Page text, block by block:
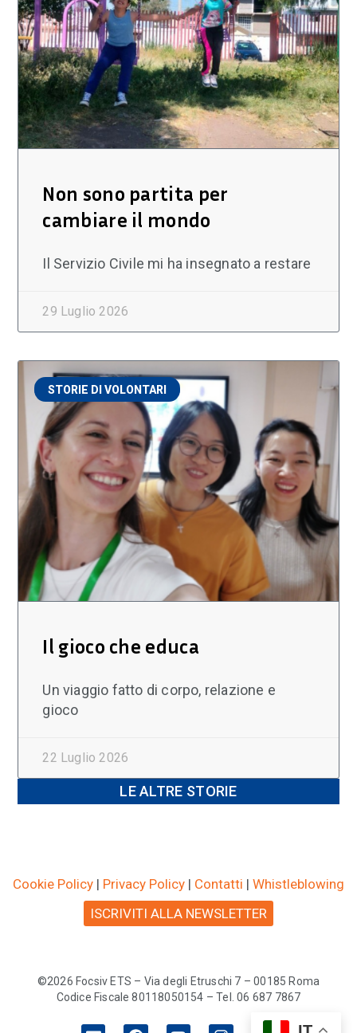
Non sono partita per
cambiare il mondo
Il Servizio Civile mi ha insegnato a restare
29 Luglio 2026
STORIE DI VOLONTARI
Il gioco che educa
Un viaggio fatto di corpo, relazione e
gioco
22 Luglio 2026
LE ALTRE STORIE
Cookie Policy | Privacy Policy | Contatti | Whistleblowing
ISCRIVITI ALLA NEWSLETTER
©2026 Focsiv ETS – Via degli Etruschi 7 – 00185 Roma
Codice Fiscale 80118050154 – Tel. 06 687 7867